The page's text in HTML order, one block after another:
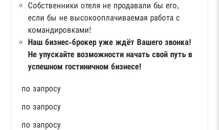
Собственники отеля не продавали бы его,
если бы не высокооплачиваемая работа с
командировками!
Наш бизнес-брокер уже ждёт Вашего звонка!
Не упускайте возможности начать свой путь в
успешном гостиничном бизнесе!
по запросу
по запросу
по запросу